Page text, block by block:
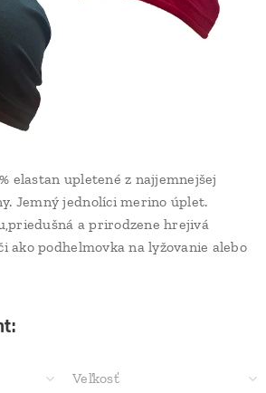
elastan upletené z najjemnejšej
Jemný jednolíci merino úplet.
a prirodzene hrejivá
ako podhelmovka na lyžovanie alebo
Veľkosť